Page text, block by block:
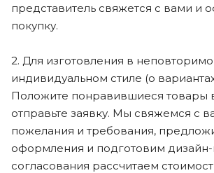
представитель свяжется с вами и
покупку.
2. Для изготовления в
индивидуальном стиле (о
Положите понравившиеся товары
отправьте заявку. Мы свяжемся с
пожелания и требования,
оформления и подготовим
согласования рассчитаем